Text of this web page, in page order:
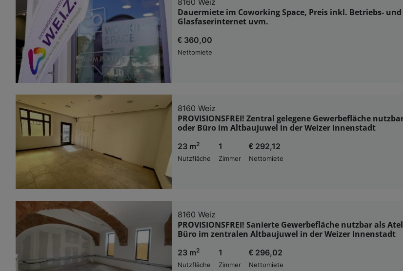
Dauermiete im Coworking Space, Preis inkl. Betriebs-
Glasfaserinternet uvm.
€ 360,00
Nettomiete
8160 Weiz
PROVISIONSFREI! Zentral gelegene Gewerbefläche
oder Büro im Altbaujuwel in der Weizer Innenstadt
23 m2
Nutzfläche
1
Zimmer
€ 292,12
Nettomiete
8160 Weiz
PROVISIONSFREI! Sanierte Gewerbefläche nutzbar als
Büro im zentralen Altbaujuwel in der Weizer Innenstadt
23 m2
Nutzfläche
1
Zimmer
€ 296,02
Nettomiete